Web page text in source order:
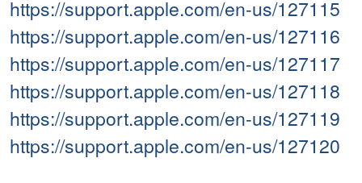
https://support.apple.com/en-us/127115
https://support.apple.com/en-us/127116
https://support.apple.com/en-us/127117
https://support.apple.com/en-us/127118
https://support.apple.com/en-us/127119
https://support.apple.com/en-us/127120